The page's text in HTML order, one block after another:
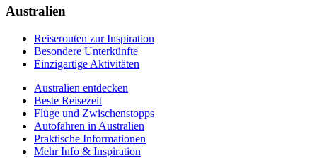
Praktische Informationen
Australien
Reiserouten zur Inspiration
Besondere Unterkünfte
Einzigartige Aktivitäten
Australien entdecken
Beste Reisezeit
Flüge und Zwischenstopps
Autofahren in Australien
Praktische Informationen
Mehr Info & Inspiration